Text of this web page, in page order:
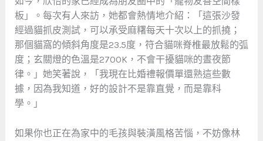
板」。每次有人來訪，她都會熱情地介紹：「這張沙發
經過貓抓皮測試，可以承受麻糬每天十次以上的抓撓；
那個貓窩的傾斜角度是23.5度，符合貓咪脊椎最放鬆的弧
度；玄關燈的色溫是2700K，不會干擾貓咪的晝夜節
律。」她笑著說，「我現在比婚禮報價單還熟這些數
據，因為我知道，好的設計不是靠直覺，而是靠科
學。」
如果你也正在為家中的毛孩與裝潢風格苦惱，不妨像林